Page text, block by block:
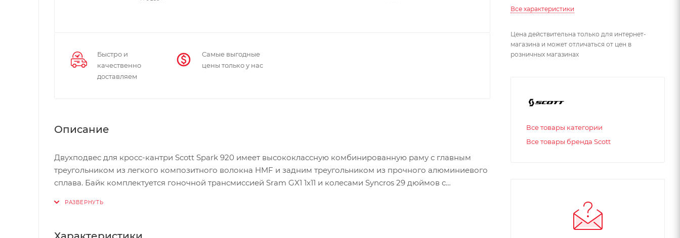
Быстро и
качественно
доставляем
Самые выгодные
цены только у нас
Описание
Двухподвес для кросс-кантри Scott Spark 920 имеет высококлассную комбинированную раму с главным
треугольником из легкого композитного волокна HMF и задним треугольником из прочного алюминиевого
сплава. Байк комплектуется гоночной трансмиссией Sram GX1 1x11 и колесами Syncros 29 дюймов с
Особенности Scott Spark 920
Все характеристики
Цена действительна только для интернет-
магазина и может отличаться от цен в
розничных магазинах
Все товары категории
Все товары бренда Scott